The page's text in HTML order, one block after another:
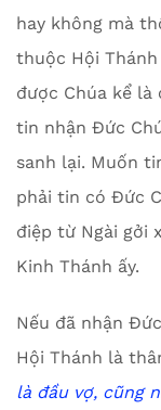
hay không mà
thuộc Hội
được Chúa kể
tin nhận Đức
sanh lại. Muốn
phải tin có Đức
điệp từ Ngài gởi
Kinh Thánh ấy.
Nếu đã nhận
Hội Thánh là
là đầu vợ, cũng